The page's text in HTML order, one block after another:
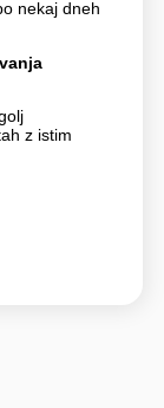
nekaj dneh
z istim